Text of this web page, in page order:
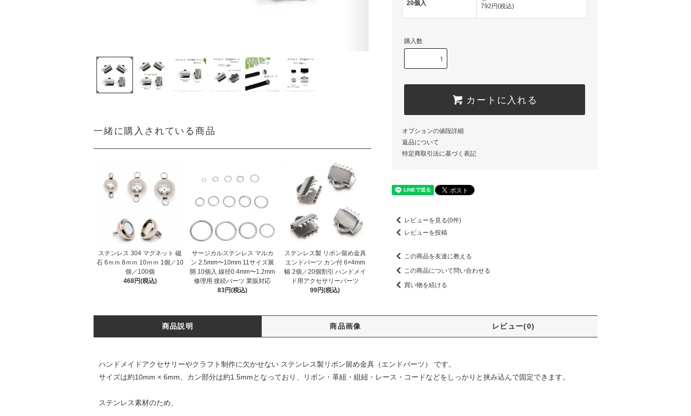
一緒に購入されている商品
ステンレス 304 マグネット 磁
石 6ｍｍ 8ｍｍ 10ｍｍ 1個／10
個／100個
468円(税込)
サージカルステンレス マルカ
ン 2.5mm〜10mm 11サイズ展
開 10個入 線径0.4mm〜1.2mm
修理用 接続パーツ 業販対応
83円(税込)
ステンレス製 リボン留め金具
エンドパーツ カン付 6×4mm
幅 2個／20個割引 ハンドメイ
ド用アクセサリーパーツ
99円(税込)
20個入 792円(税込)
購入数
カートに入れる
オプションの値段詳細
返品について
特定商取引法に基づく表記
レビューを見る(0件)
レビューを投稿
この商品を友達に教える
この商品について問い合わせる
買い物を続ける
商品説明 商品画像 レビュー(0)
ハンドメイドアクセサリーやクラフト制作に欠かせない ステンレス製リボン留め金具（エンドパーツ） です。
サイズは約10mm × 6mm、カン部分は約1.5mmとなっており、リボン・革紐・組紐・レース・コードなどをしっかりと挟み込んで固定できます。
ステンレス素材のため、